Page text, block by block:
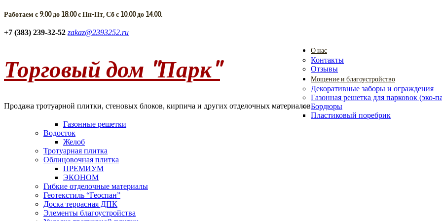
Работаем с 9.00 до 18.00 с Пн-Пт, Сб с 10.00 до 14.00.
+7 (383) 239-32-52 zakaz@2393252.ru
Торговый дом "Парк"
Продажа тротуарной плитки, стеновых блоков, кирпича и других отделочных материалов
О нас
Контакты
Отзывы
Мощение и благоустройство
Декоративные заборы и ограждения
Газонная решетка для парковок (эко-
Бордюры
Пластиковый поребрик
Газонные решетки
Водосток
Желоб
Тротуарная плитка
Облицовочная плитка
ПРЕМИУМ
ЭКОНОМ
Гибкие отделочные материалы
Геотекстиль “Геоспан”
Доска террасная ДПК
Элементы благоустройства